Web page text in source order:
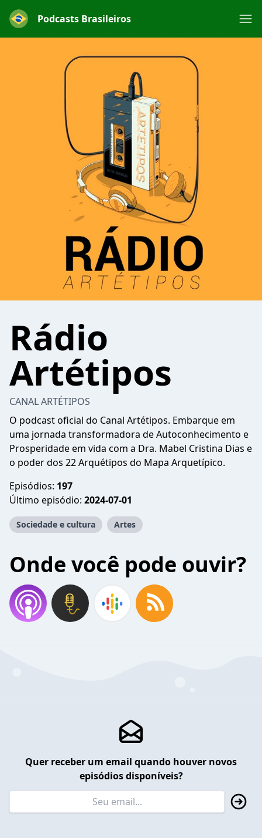
Podcasts Brasileiros
Rádio
Artétipos
CANAL ARTÉTIPOS
O podcast oficial do Canal Artétipos. Embarque em
uma jornada transformadora de Autoconhecimento e
Prosperidade em vida com a Dra. Mabel Cristina Dias e
o poder dos 22 Arquétipos do Mapa Arquetípico.
Episódios: 197
Último episódio: 2024-07-01
Sociedade e cultura Artes
Onde você pode ouvir?
Quer receber um email quando houver novos
episódios disponíveis?